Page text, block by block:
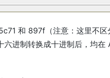
和 897f（注意：这里不
进制转换成十进制后，均